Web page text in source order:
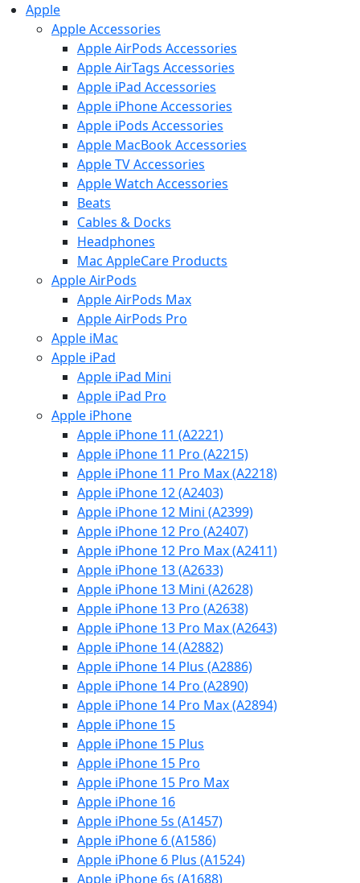
Apple
Apple Accessories
Apple AirPods Accessories
Apple AirTags Accessories
Apple iPad Accessories
Apple iPhone Accessories
Apple iPods Accessories
Apple MacBook Accessories
Apple TV Accessories
Apple Watch Accessories
Beats
Cables & Docks
Headphones
Mac AppleCare Products
Apple AirPods
Apple AirPods Max
Apple AirPods Pro
Apple iMac
Apple iPad
Apple iPad Mini
Apple iPad Pro
Apple iPhone
Apple iPhone 11 (A2221)
Apple iPhone 11 Pro (A2215)
Apple iPhone 11 Pro Max (A2218)
Apple iPhone 12 (A2403)
Apple iPhone 12 Mini (A2399)
Apple iPhone 12 Pro (A2407)
Apple iPhone 12 Pro Max (A2411)
Apple iPhone 13 (A2633)
Apple iPhone 13 Mini (A2628)
Apple iPhone 13 Pro (A2638)
Apple iPhone 13 Pro Max (A2643)
Apple iPhone 14 (A2882)
Apple iPhone 14 Plus (A2886)
Apple iPhone 14 Pro (A2890)
Apple iPhone 14 Pro Max (A2894)
Apple iPhone 15
Apple iPhone 15 Plus
Apple iPhone 15 Pro
Apple iPhone 15 Pro Max
Apple iPhone 16
Apple iPhone 5s (A1457)
Apple iPhone 6 (A1586)
Apple iPhone 6 Plus (A1524)
Apple iPhone 6s (A1688)